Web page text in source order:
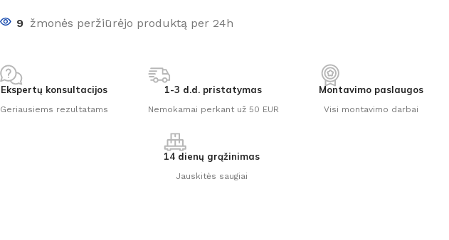
9 žmonės peržiūrėjo produktą per 24h
Ekspertų konsultacijos
Geriausiems rezultatams
1-3 d.d. pristatymas
Nemokamai perkant už 50 EUR
Montavimo paslaugos
Visi montavimo darbai
14 dienų grąžinimas
Jauskitės saugiai